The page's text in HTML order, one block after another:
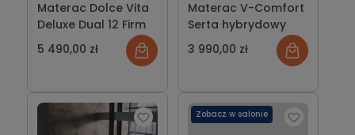
Materac Dolce Vita
Deluxe Dual 12 Firm
5 490,00 zł
Materac V-Comfort
Serta hybrydowy
3 990,00 zł
Zobacz w salonie